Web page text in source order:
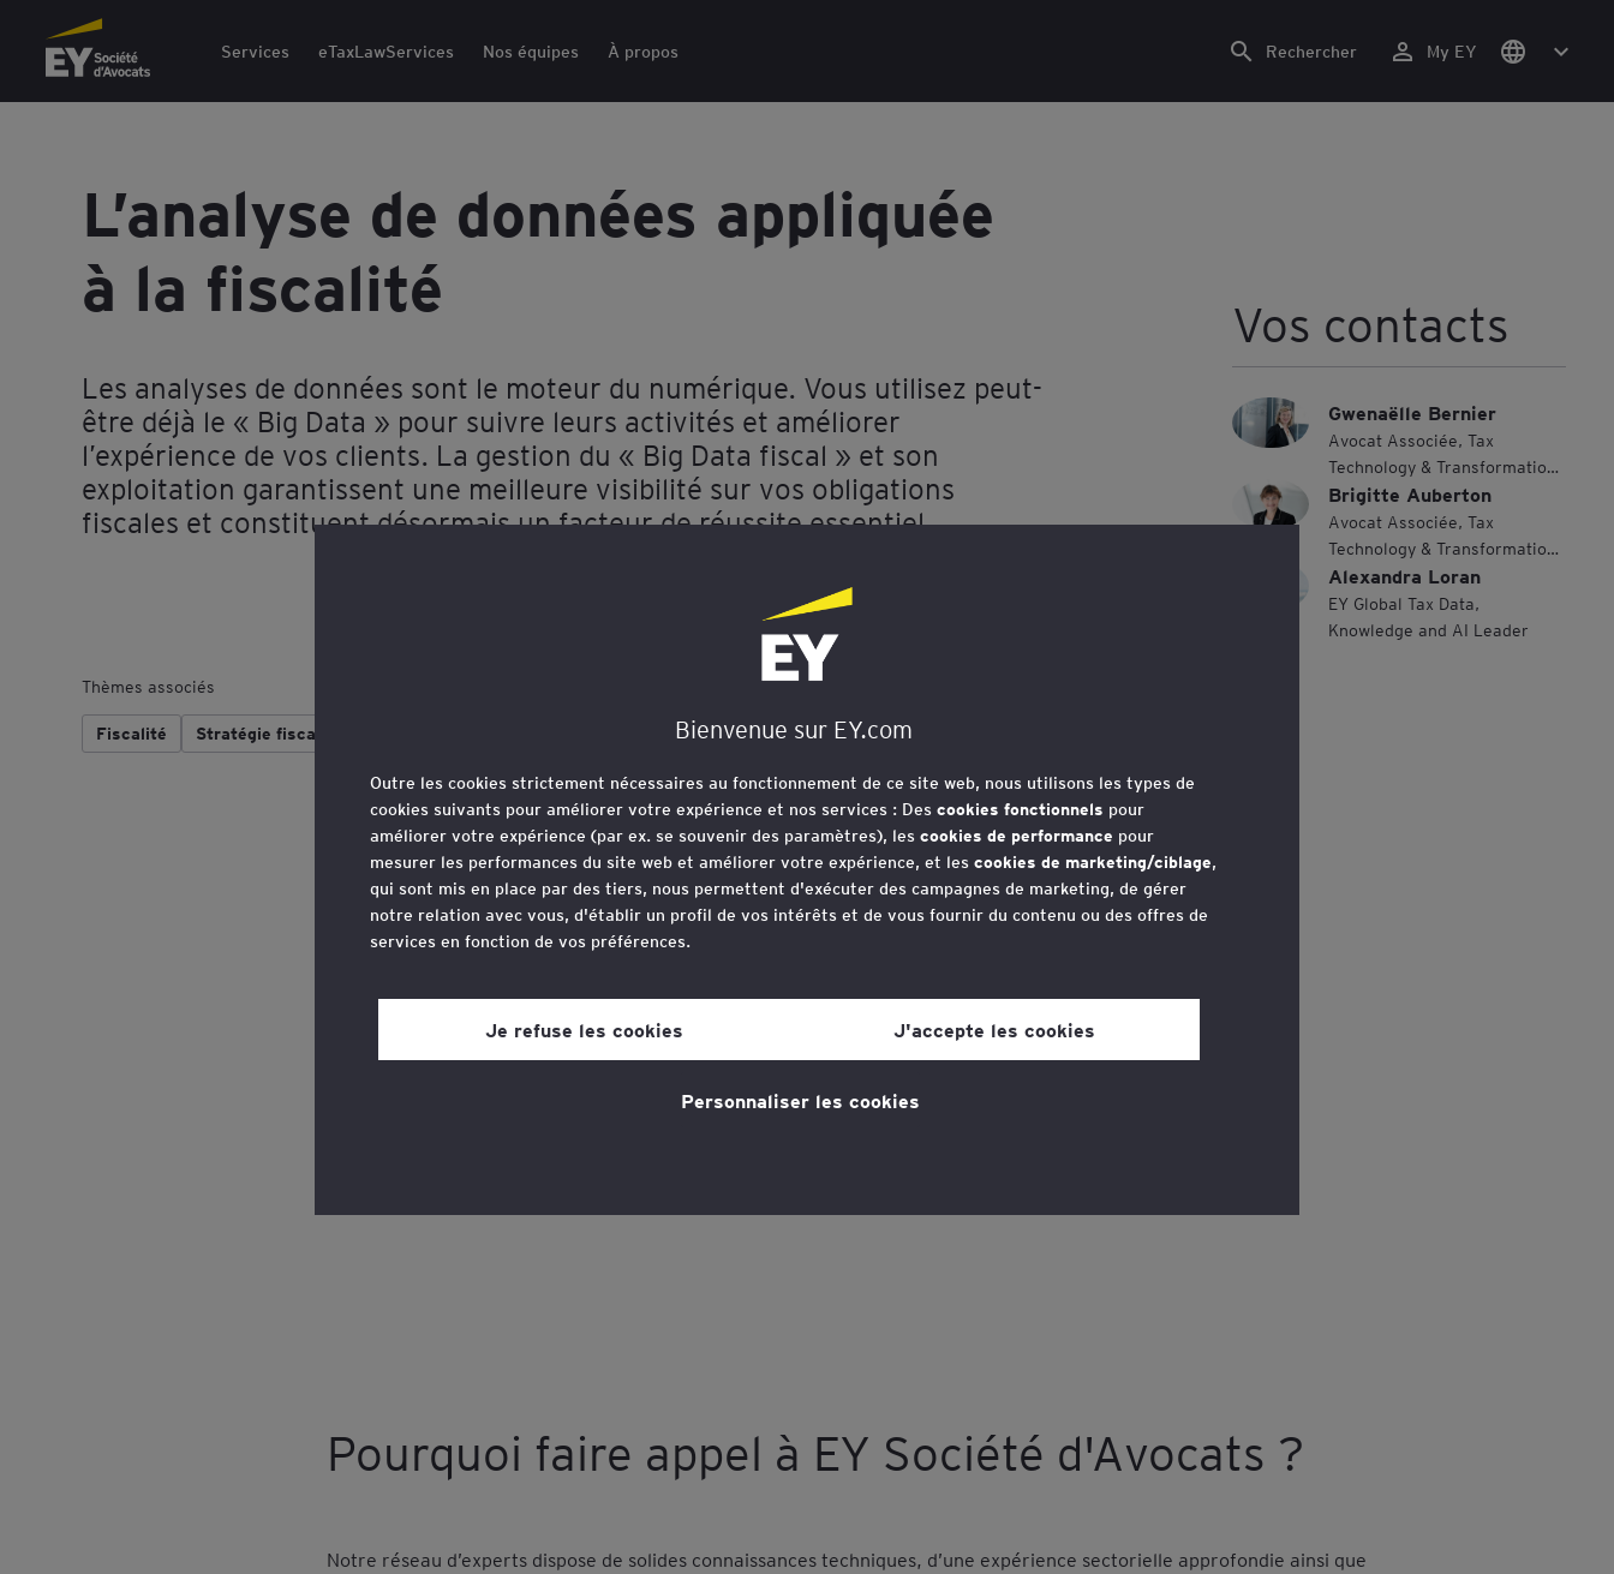
EY Société d'Avocats
Services eTaxLawServices Nos équipes À propos Rechercher My EY
L’analyse de données appliquée
à la fiscalité
Les analyses de données sont le moteur du numérique. Vous utilisez peut-
être déjà le « Big Data » pour suivre leurs activités et améliorer
l’expérience de vos clients. La gestion du « Big Data fiscal » et son
exploitation garantissent une meilleure visibilité sur vos obligations
fiscales et constituent désormais un facteur de réussite essentiel.
Thèmes associés
Fiscalité Stratégie fiscale
Vos contacts
Gwenaëlle Bernier
Avocat Associée, Tax
Technology & Transformation
Leader, Western Europe
Maghreb
Brigitte Auberton
Avocat Associée, Tax
Technology & Transformation,
Oil & Gas, France
Alexandra Loran
EY Global Tax Data,
Knowledge and AI Leader
Pourquoi faire appel à EY Société d'Avocats ?
Notre réseau d’experts dispose de solides connaissances techniques, d’une expérience sectorielle approfondie ainsi que
Bienvenue sur EY.com
Outre les cookies strictement nécessaires au fonctionnement de ce site web, nous utilisons les types de
cookies suivants pour améliorer votre expérience et nos services : Des cookies fonctionnels pour
améliorer votre expérience (par ex. se souvenir des paramètres), les cookies de performance pour
mesurer les performances du site web et améliorer votre expérience, et les cookies de marketing/ciblage,
qui sont mis en place par des tiers, nous permettent d'exécuter des campagnes de marketing, de gérer
notre relation avec vous, d'établir un profil de vos intérêts et de vous fournir du contenu ou des offres de
services en fonction de vos préférences.
site web, grâce à un lien dans la politique en matière de cookies, que vous trouverez au bas de chaque
politique en matière de cookiespour plus d'informations."
Je refuse les cookies J'accepte les cookies
Personnaliser les cookies